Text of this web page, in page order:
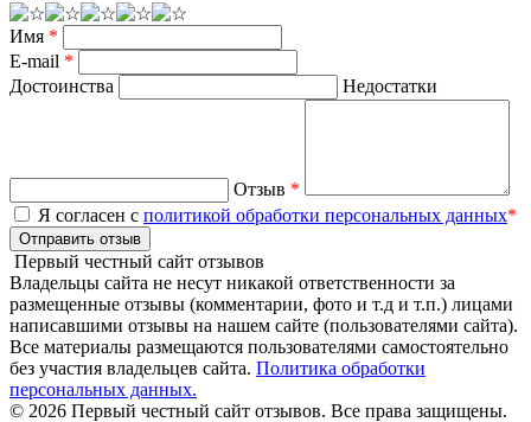
Имя *
E-mail *
Достоинства
Недостатки
Отзыв *
Я согласен с политикой обработки персональных данных*
Отправить отзыв
Первый честный сайт отзывов
Владельцы сайта не несут никакой ответственности за
размещенные отзывы (комментарии, фото и т.д и т.п.) лицами
написавшими отзывы на нашем сайте (пользователями сайта).
Все материалы размещаются пользователями самостоятельно
без участия владельцев сайта. Политика обработки
персональных данных.
© 2026 Первый честный сайт отзывов. Все права защищены.